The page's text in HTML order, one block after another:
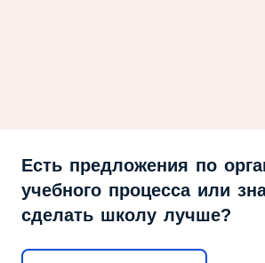
Есть предложения по
учебного процесса или
сделать школу лучше?